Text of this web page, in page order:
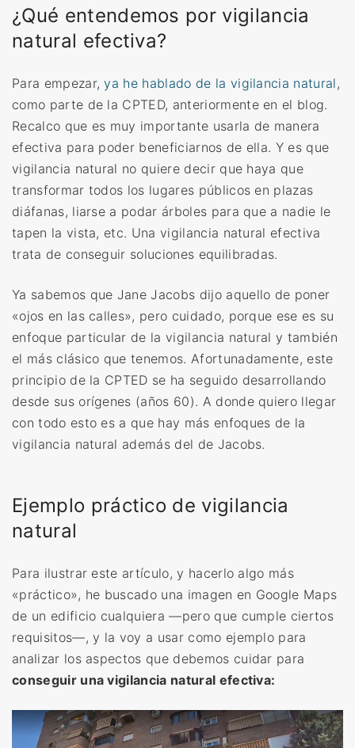
¿Qué entendemos por vigilancia
natural efectiva?
Para empezar,ya he hablado de la vigilancia natural ,
como parte de la CPTED, anteriormente en el blog.
Recalco que es muy importante usarla de manera
efectiva para poder beneficiarnos de ella. Y es que
vigilancia natural no quiere decir que haya que
transformar todos los lugares públicos en plazas
diáfanas, liarse a podar árboles para que a nadie le
tapen la vista, etc. Una vigilancia natural efectiva
trata de conseguir soluciones equilibradas.
Ya sabemos que Jane Jacobs dijo aquello de poner
«ojos en las calles», pero cuidado, porque ese es su
enfoque particular de la vigilancia natural y también
el más clásico que tenemos. Afortunadamente, este
principio de la CPTED se ha seguido desarrollando
desde sus orígenes (años 60). A donde quiero llegar
con todo esto es a que hay más enfoques de la
vigilancia natural además del de Jacobs.
Ejemplo práctico de vigilancia
natural
Para ilustrar este artículo, y hacerlo algo más
«práctico», he buscado una imagen en Google Maps
de un edificio cualquiera —pero que cumple ciertos
requisitos—, y la voy a usar como ejemplo para
analizar los aspectos que debemos cuidar para
conseguir una vigilancia natural efectiva: